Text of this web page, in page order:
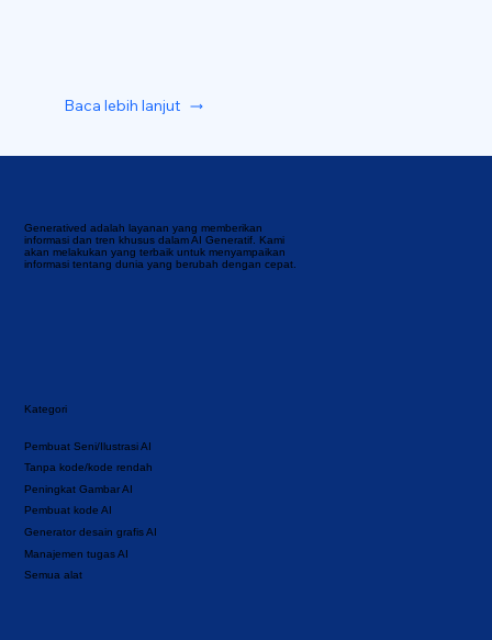
Generatived adalah layanan yang memberikan
informasi dan tren khusus dalam AI Generatif. Kami
akan melakukan yang terbaik untuk menyampaikan
informasi tentang dunia yang berubah dengan cepat.
Kategori
Semua alat
Manajemen tugas AI
Generator desain grafis AI
Tanpa kode/kode rendah
Pembuat kode AI
Peningkat Gambar AI
Pembuat Seni/Ilustrasi AI
Baca lebih lanjut